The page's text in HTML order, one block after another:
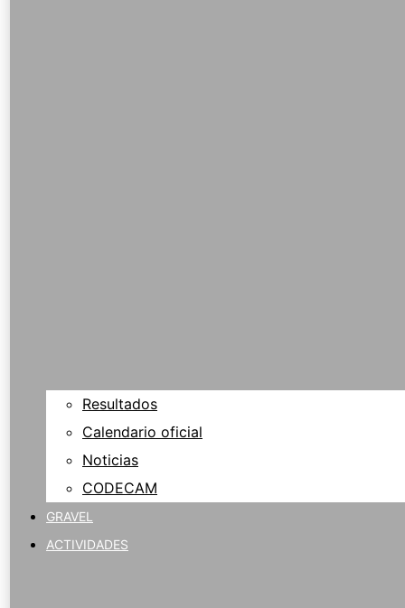
Resultados
Calendario oficial
Noticias
CODECAM
GRAVEL
ACTIVIDADES